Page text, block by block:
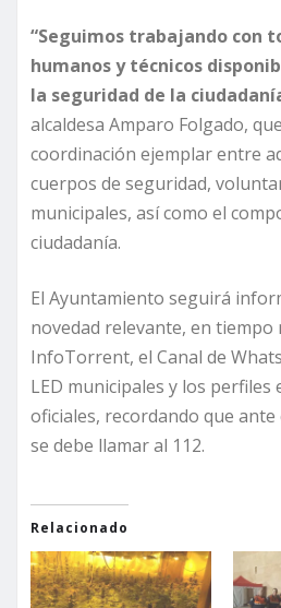
“Seguimos trabajando con
humanos y técnicos
la seguridad de la
alcaldesa Amparo Folgado,
coordinación ejemplar entre
cuerpos de seguridad,
municipales, así como el
ciudadanía.
El Ayuntamiento seguirá
novedad relevante, en tiempo
InfoTorrent, el Canal de
LED municipales y los perfiles
oficiales, recordando que
se debe llamar al 112.
Relacionado